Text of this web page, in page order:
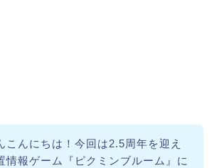
こんにちは！今回は2.5周年を迎え
情報ゲーム『ピクミンブルーム』に